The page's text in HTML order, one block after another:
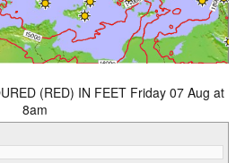
(RED) IN FEET Friday 07 Aug at
8am